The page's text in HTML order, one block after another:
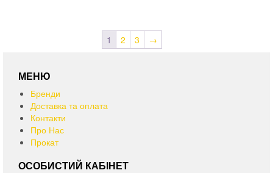
1 2 3 →
МЕНЮ
Бренди
Доставка та оплата
Контакти
Про Нас
Прокат
ОСОБИСТИЙ КАБІНЕТ